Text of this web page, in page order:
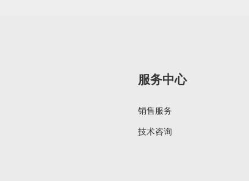
服务中心
销售服务
技术咨询